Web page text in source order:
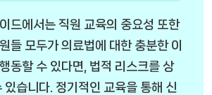
드에서는 직원 교육의 중요성 또한
들 모두가 의료법에 대한 충분한 이
동할 수 있다면, 법적 리스크를 상
있습니다. 정기적인 교육을 통해 신